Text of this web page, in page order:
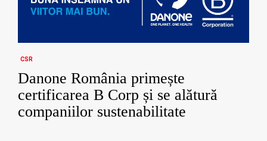
CSR
Danone România primește
certificarea B Corp și se alătură
companiilor sustenabilitate